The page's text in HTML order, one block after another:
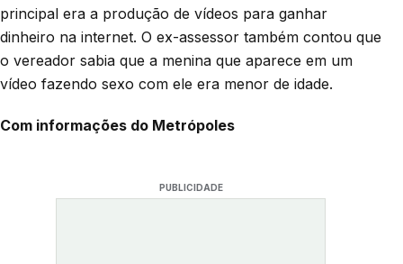
principal era a produção de vídeos para ganhar
dinheiro na internet. O ex-assessor também contou que
o vereador sabia que a menina que aparece em um
vídeo fazendo sexo com ele era menor de idade.
Com informações do Metrópoles
PUBLICIDADE